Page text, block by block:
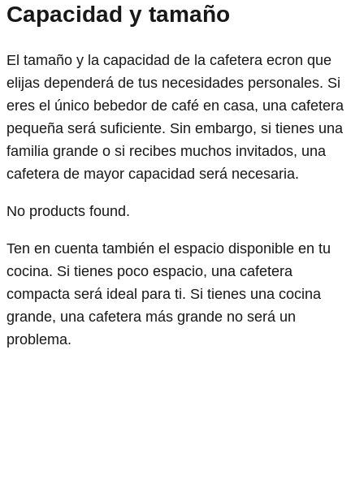
Capacidad y tamaño
El tamaño y la capacidad de la cafetera ecron que
elijas dependerá de tus necesidades personales. Si
eres el único bebedor de café en casa, una cafetera
pequeña será suficiente. Sin embargo, si tienes una
familia grande o si recibes muchos invitados, una
cafetera de mayor capacidad será necesaria.
No products found.
Ten en cuenta también el espacio disponible en tu
cocina. Si tienes poco espacio, una cafetera
compacta será ideal para ti. Si tienes una cocina
grande, una cafetera más grande no será un
problema.